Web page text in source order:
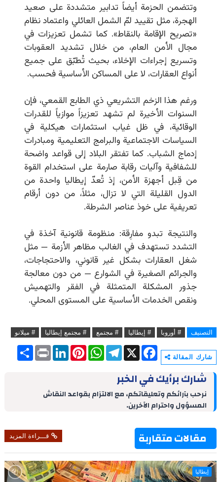
وتتضمن الحزمة أيضاً تدابير متشددة على صعيد
الهجرة، مثل تقييد لمّ الشمل العائلي واعتماد نظام
«تصريح الإقامة بالنقاط». كما تشمل تعزيزات في
مجال الأمن العام، من خلال تشديد العقوبات
وتسريع إجراءات الإخلاء، بحيث تُطبّق على جميع
أنواع العقارات، لا على المساكن الأساسية فحسب.
ورغم هذا الزخم التشريعي ذي الطابع القمعي، فإن
السنوات الأخيرة لم تشهد تعزيزاً موازياً للقدرات
الوقائية، في ظل غياب استثمارات هيكلية في
السياسات الاجتماعية والبرامج التعليمية ومبادرات
إدماج الشباب. كما تفتقر البلاد إلى قواعد واضحة
للشفافية وآليات رقابة صارمة على استخدام القوة
من قِبل أجهزة الأمن، إذ تُعدّ إيطاليا واحدة من
الدول القليلة التي لا تزال، مثلاً، من دون أرقام
تعريفية على خوذ عناصر الشرطة.
والنتيجة تبدو مفارِقة: منظومة قانونية آخذة في
التشدد تستهدف في الغالب مظاهر الأزمة — مثل
شغل العقارات بشكل غير قانوني، والاحتجاجات،
والجرائم الصغيرة في الشوارع — من دون معالجة
جذور المشكلة المتمثلة في الفقر والتهميش
ونقص الخدمات الأساسية على المستوى المحلي.
التصنيف # أوروبا # إيطاليا # مجتمع # مجتمع إيطاليا # ميلانو
شارك المقالة
S
h
P
r
L
I
P
e
W
h
p
T
e
g
a
X
F
a
b
o
k
شارك برأيك في الخبر
نرحب بآرائكم وتعليقاتكم، مع الالتزام بقواعد النقاش
المسؤول واحترام الآخرين.
مقالات متقاربة قـــراءة المزيد
إيطاليا